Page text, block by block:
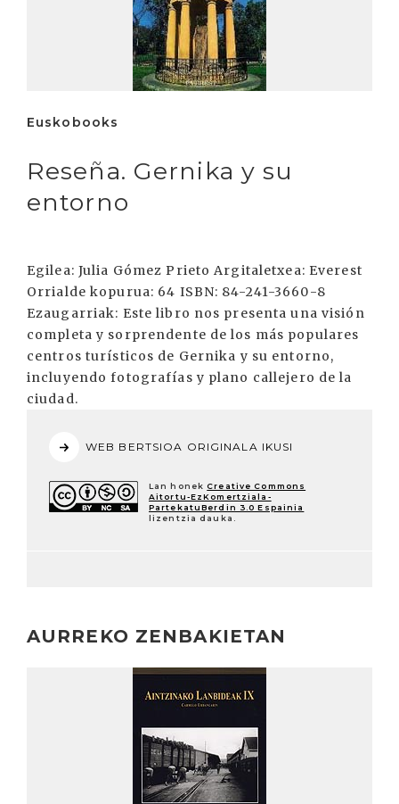
Euskobooks
Reseña. Gernika y su
entorno
Egilea: Julia Gómez Prieto Argitaletxea: Everest
Orrialde kopurua: 64 ISBN: 84-241-3660-8
Ezaugarriak: Este libro nos presenta una visión
completa y sorprendente de los más populares
centros turísticos de Gernika y su entorno,
incluyendo fotografías y plano callejero de la
ciudad.
WEB BERTSIOA ORIGINALA IKUSI
Lan honek Creative Commons
Aitortu-EzKomertziala-
PartekatuBerdin 3.0 Espainia
lizentzia dauka.
AURREKO ZENBAKIETAN